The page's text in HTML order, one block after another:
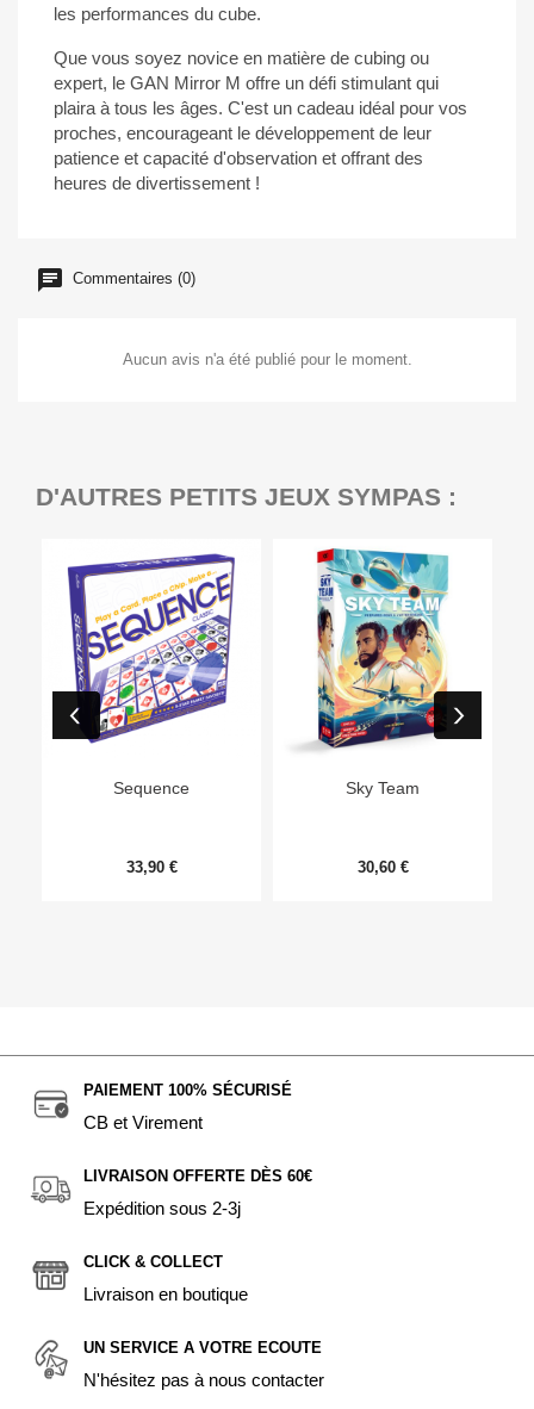
les performances du cube.
Que vous soyez novice en matière de cubing ou
expert, le GAN Mirror M offre un défi stimulant qui
plaira à tous les âges. C'est un cadeau idéal pour vos
proches, encourageant le développement de leur
patience et capacité d'observation et offrant des
heures de divertissement !
Commentaires (0)
Aucun avis n'a été publié pour le moment.
D'AUTRES PETITS JEUX SYMPAS :
Sequence
33,90 €
Sky Team
30,60 €
PAIEMENT 100% SÉCURISÉ
CB et Virement
LIVRAISON OFFERTE DÈS 60€
Expédition sous 2-3j
CLICK & COLLECT
Livraison en boutique
UN SERVICE A VOTRE ECOUTE
N'hésitez pas à nous contacter